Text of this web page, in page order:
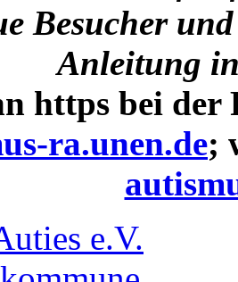
Besucher
Anleitung
https bei der
ra.unen.de;
e.V.